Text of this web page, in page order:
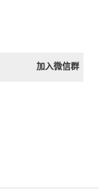
加入微信群